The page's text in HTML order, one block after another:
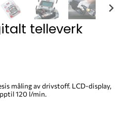
telleverk
måling av drivstoff. LCD-display,
120 l/min.